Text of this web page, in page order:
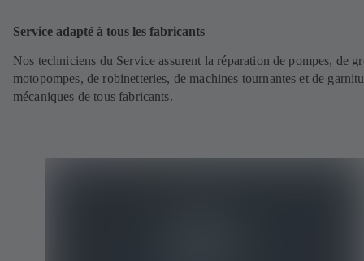
Service adapté à tous les fabricants
Nos techniciens du Service assurent la réparation de pompes, de
motopompes, de robinetteries, de machines tournantes et de
mécaniques de tous fabricants.